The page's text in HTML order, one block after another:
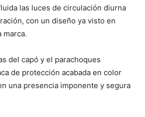
las luces de circulación diurna
con un diseño ya visto en
marca.
del capó y el parachoques
de protección acabada en color
una presencia imponente y segura